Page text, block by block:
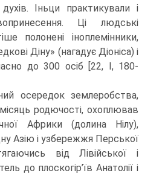
Іньци практикували і
Ці людські
по­лонені іноплемінники,
Діну» (нагадує Діоніса) і
до 300 осіб [22, I, 180-
осередок землеробства,
родючості, охоплював
Африки (долина Нілу),
Азію і уз­бережжя Перської
від Лівійської і
до плоскогір’їв Анатолії і